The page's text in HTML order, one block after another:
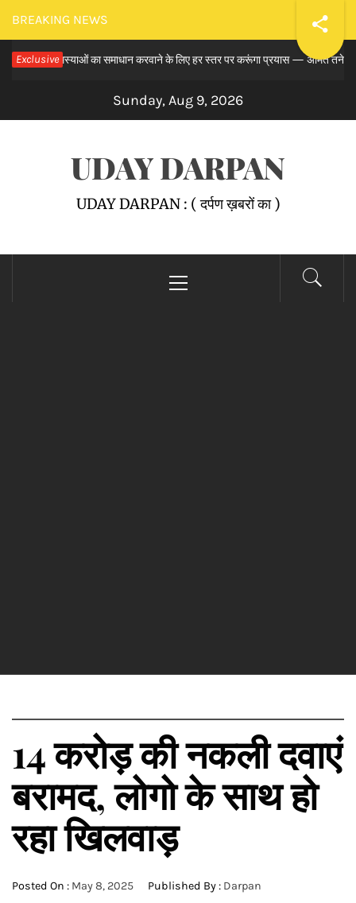
Skip
to
content
BREAKING NEWS
Exclusive
समस्याओं का समाधान करवाने के लिए हर स्तर पर करूंगा प्रयास — अमित तनेजा
Sunday, Aug 9, 2026
UDAY DARPAN
UDAY DARPAN : ( दर्पण ख़बरों का )
Menu
14 करोड़ की नकली दवाएं
बरामद, लोगो के साथ हो
रहा खिलवाड़
Posted On : May 8, 2025 Published By : Darpan